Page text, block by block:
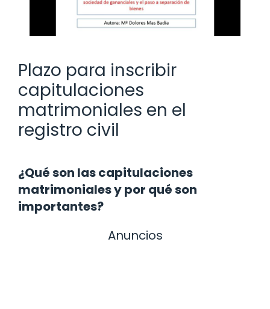
Plazo para inscribir
capitulaciones
matrimoniales en el
registro civil
¿Qué son las capitulaciones
matrimoniales y por qué son
importantes?
Anuncios